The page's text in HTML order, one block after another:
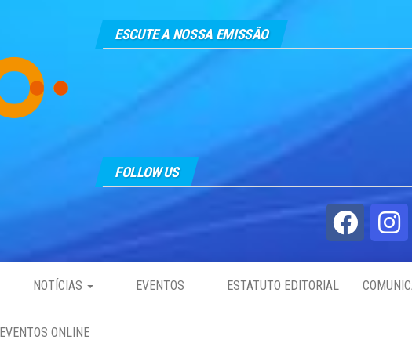
ESCUTE A NOSSA EMISSÃO
FOLLOW US
NOTÍCIAS EVENTOS ESTATUTO EDITORIAL
EVENTOS ONLINE